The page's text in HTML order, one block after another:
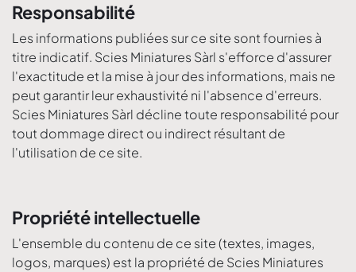
Responsabilité
Les informations publiées sur ce site sont fournies à
titre indicatif. Scies Miniatures Sàrl s'efforce d'assurer
l'exactitude et la mise à jour des informations, mais ne
peut garantir leur exhaustivité ni l'absence d'erreurs.
Scies Miniatures Sàrl décline toute responsabilité pour
tout dommage direct ou indirect résultant de
l'utilisation de ce site.
Propriété intellectuelle
L'ensemble du contenu de ce site (textes, images,
logos, marques) est la propriété de Scies Miniatures